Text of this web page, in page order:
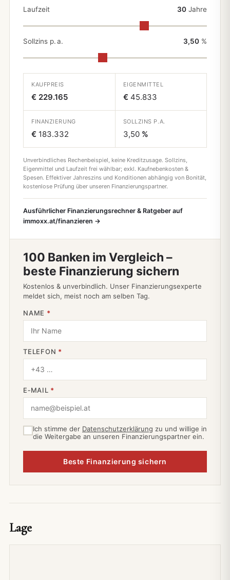
Laufzeit 30 Jahre
Sollzins p. a. 3,50 %
KAUFPREIS
€ 229.165
EIGENMITTEL
€ 45.833
FINANZIERUNG
€ 183.332
SOLLZINS P.A.
3,50%
Unverbindliches Rechenbeispiel, keine Kreditzusage. Sollzins,
Eigenmittel und Laufzeit frei wählbar; exkl. Kaufnebenkosten &
Spesen. Effektiver Jahreszins und Konditionen abhängig von Bonität,
kostenlose Prüfung über unseren Finanzierungspartner.
Ausführlicher Finanzierungsrechner & Ratgeber auf
immoxx.at/finanzieren →
100 Banken im Vergleich –
beste Finanzierung sichern
Kostenlos & unverbindlich. Unser Finanzierungsexperte
meldet sich, meist noch am selben Tag.
NAME *
TELEFON *
E‑MAIL *
Ich stimme der Datenschutzerklärung zu und willige in
die Weitergabe an unseren Finanzierungspartner ein.
Beste Finanzierung sichern
Lage